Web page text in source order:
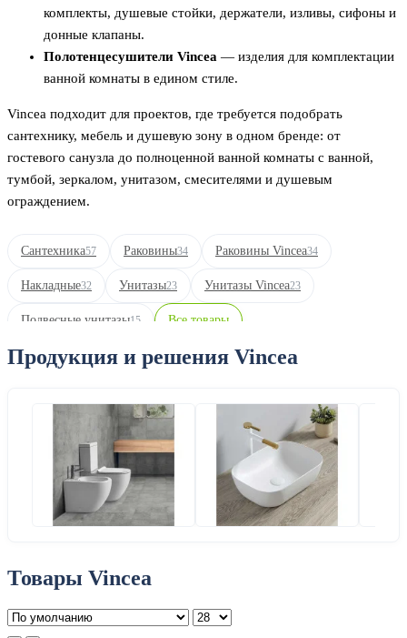
комплекты, душевые стойки, держатели, изливы, сифоны и
донные клапаны.
Полотенцесушители Vincea — изделия для комплектации
ванной комнаты в едином стиле.
Vincea подходит для проектов, где требуется подобрать
сантехнику, мебель и душевую зону в одном бренде: от
гостевого санузла до полноценной ванной комнаты с ванной,
тумбой, зеркалом, унитазом, смесителями и душевым
ограждением.
Сантехника57 Раковины34 Раковины Vincea34
Накладные32 Унитазы23 Унитазы Vincea23
Подвесные унитазы15 Все товары
Продукция и решения Vincea
Товары Vincea